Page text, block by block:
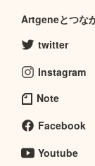
Artgeneとつな
twitter
Instagram
Note
Facebook
Youtube